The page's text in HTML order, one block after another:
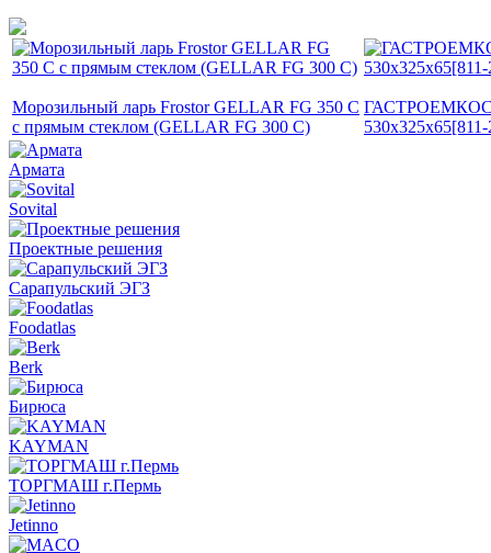
Морозильный ларь Frostor GELLAR FG 350 C
с прямым стеклом (GELLAR FG 300 C)
Армата
Sovital
Проектные решения
Сарапульский ЭГЗ
Foodatlas
Berk
Бирюса
KAYMAN
ТОРГМАШ г.Пермь
Jetinno